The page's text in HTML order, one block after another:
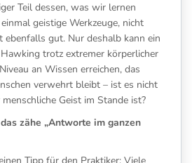
Teil dessen, was wir lernen
geistige Werkzeuge, nicht
ebenfalls gut. Nur deshalb kann ein
trotz extremer körperlicher
an Wissen erreichen, das
verwehrt bleibt – ist es nicht
Geist im Stande ist?
zähe „Antworte im ganzen